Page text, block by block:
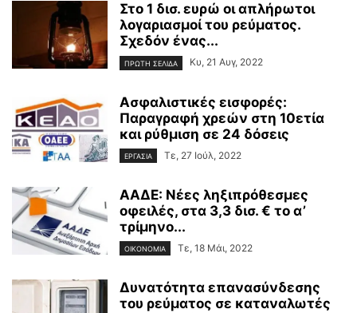
Στο 1 δισ. ευρώ οι απλήρωτοι
λογαριασμοί του ρεύματος.
Σχεδόν ένας...
ΠΡΩΤΗ ΣΕΛΙΔΑ Κυ, 21 Αυγ, 2022
Ασφαλιστικές εισφορές:
Παραγραφή χρεών στη 10ετία
και ρύθμιση σε 24 δόσεις
ΕΡΓΑΣΙΑ Τε, 27 Ιούλ, 2022
ΑΑΔΕ: Νέες ληξιπρόθεσμες
οφειλές, στα 3,3 δισ. € το α’
τρίμηνο...
ΟΙΚΟΝΟΜΙΑ Τε, 18 Μάι, 2022
Δυνατότητα επανασύνδεσης
του ρεύματος σε καταναλωτές